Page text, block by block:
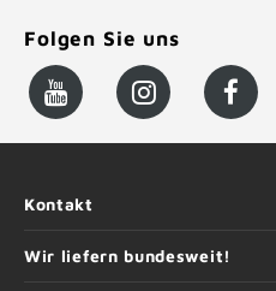
Folgen Sie uns
Kontakt
Wir liefern bundesweit!